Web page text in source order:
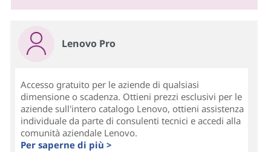
Lenovo Pro
Accesso gratuito per le aziende di qualsiasi
dimensione o scadenza. Ottieni prezzi esclusivi per le
aziende sull'intero catalogo Lenovo, ottieni assistenza
individuale da parte di consulenti tecnici e accedi alla
comunità aziendale Lenovo.
Per saperne di più >